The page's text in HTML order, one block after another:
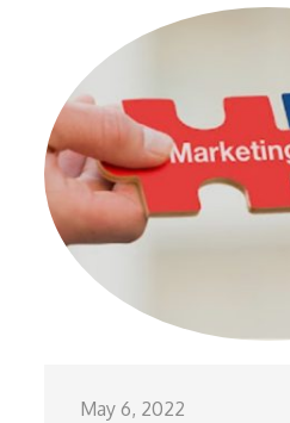
May 6, 2022